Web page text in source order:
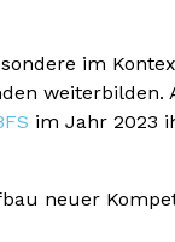
im
weiterbilden.
im Jahr 2023
neuer